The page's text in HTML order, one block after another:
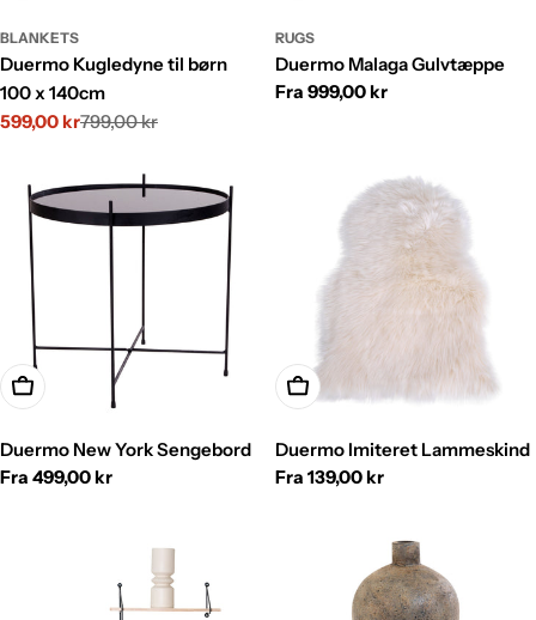
BLANKETS
Duermo Kugledyne til børn
100 x 140cm
Udsalgspris
599,00 kr
Normalpris799,00 kr
RUGS
Duermo Malaga Gulvtæppe
Normalpris
Fra 999,00 kr
Vælg
Duermo New York Sengebord
Normalpris
Fra 499,00 kr
Vælg
Duermo Imiteret Lammeskind
Normalpris
Fra 139,00 kr